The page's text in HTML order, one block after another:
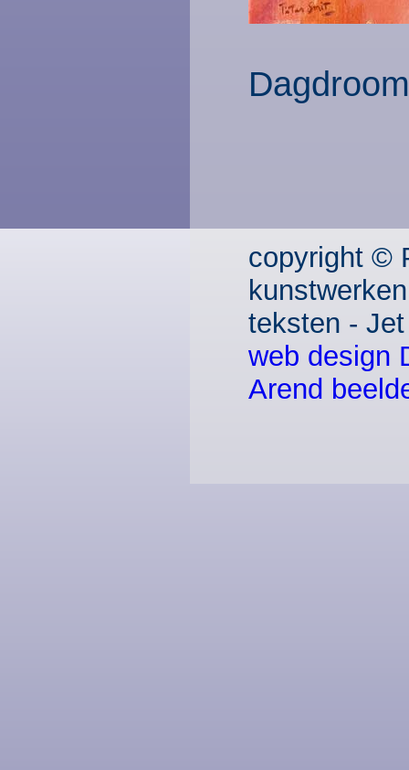
Dagdroom
copyright ©
teksten -
web design
Arend